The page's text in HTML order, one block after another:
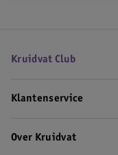
Kruidvat Club
Klantenservice
Over Kruidvat